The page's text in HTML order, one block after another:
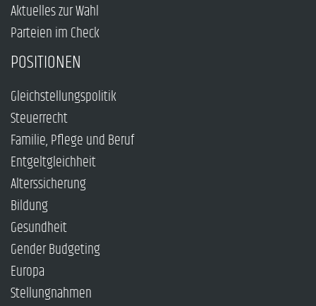
Aktuelles zur Wahl
Parteien im Check
POSITIONEN
Gleichstellungspolitik
Steuerrecht
Familie, Pflege und Beruf
Entgeltgleichheit
Alterssicherung
Bildung
Gesundheit
Gender Budgeting
Europa
Stellungnahmen